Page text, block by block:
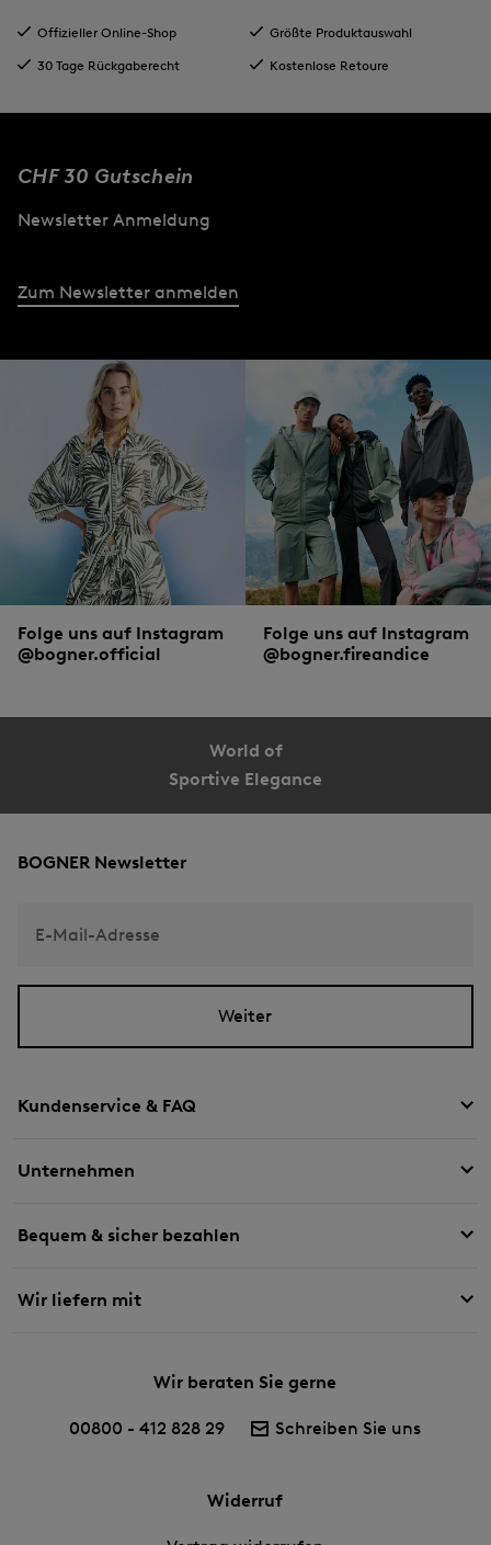
Offizieller Online-Shop
Größte Produktauswahl
30 Tage Rückgaberecht
Kostenlose Retoure
CHF 30 Gutschein
Newsletter Anmeldung
Zum Newsletter anmelden
Folge uns auf Instagram
@bogner.official
Folge uns auf Instagram
@bogner.fireandice
World of
Sportive Elegance
Kundenservice & FAQ
Unternehmen
Bequem & sicher bezahlen
Wir liefern mit
Wir beraten Sie gerne
00800 - 412 828 29 Schreiben Sie uns
Widerruf
BOGNER Newsletter
E-Mail-Adresse
Weiter